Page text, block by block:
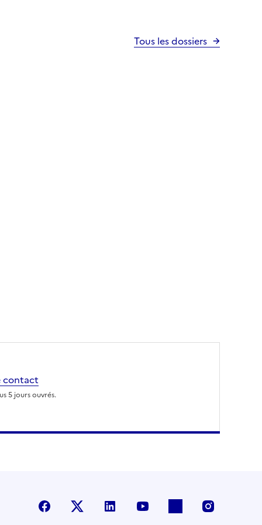
Tous les dossiers
contact
5 jours ouvrés.
FacebookX (anciennement Twitter)
LinkedIn Flickr